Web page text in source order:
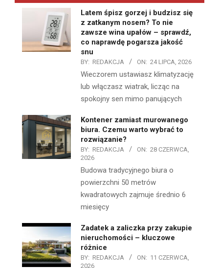
Latem śpisz gorzej i budzisz się
z zatkanym nosem? To nie
zawsze wina upałów – sprawdź,
co naprawdę pogarsza jakość
snu
BY: REDAKCJA ON: 24 LIPCA, 2026
Wieczorem ustawiasz klimatyzację
lub włączasz wiatrak, licząc na
spokojny sen mimo panujących
Kontener zamiast murowanego
biura. Czemu warto wybrać to
rozwiązanie?
BY: REDAKCJA ON: 28 CZERWCA,
2026
Budowa tradycyjnego biura o
powierzchni 50 metrów
kwadratowych zajmuje średnio 6
miesięcy
Zadatek a zaliczka przy zakupie
nieruchomości – kluczowe
różnice
BY: REDAKCJA ON: 11 CZERWCA,
2026